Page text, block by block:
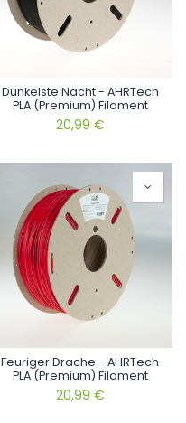
Dunkelste Nacht - AHRTech
PLA (Premium) Filament
20,99 €
Feuriger Drache - AHRTech
PLA (Premium) Filament
20,99 €